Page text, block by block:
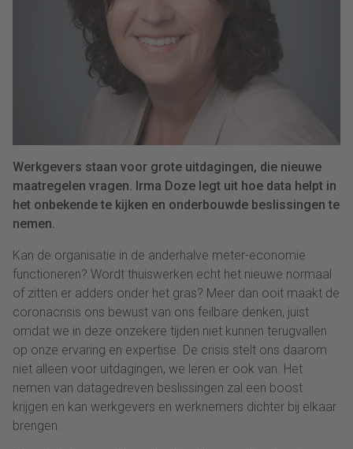
Werkgevers staan voor grote uitdagingen, die nieuwe
maatregelen vragen. Irma Doze legt uit hoe data helpt in
het onbekende te kijken en onderbouwde beslissingen te
nemen.
Kan de organisatie in de anderhalve meter-economie
functioneren? Wordt thuiswerken echt het nieuwe normaal
of zitten er adders onder het gras? Meer dan ooit maakt de
coronacrisis ons bewust van ons feilbare denken, juist
omdat we in deze onzekere tijden niet kunnen terugvallen
op onze ervaring en expertise. De crisis stelt ons daarom
niet alleen voor uitdagingen, we leren er ook van. Het
nemen van datagedreven beslissingen zal een boost
krijgen en kan werkgevers en werknemers dichter bij elkaar
brengen.